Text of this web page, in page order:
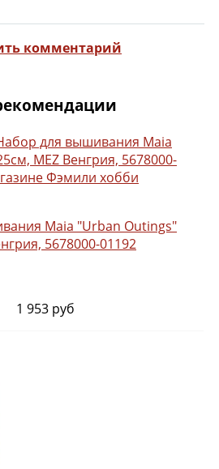
комментарий
Maia "Urban Outings"
5678000-01192
1 953 руб